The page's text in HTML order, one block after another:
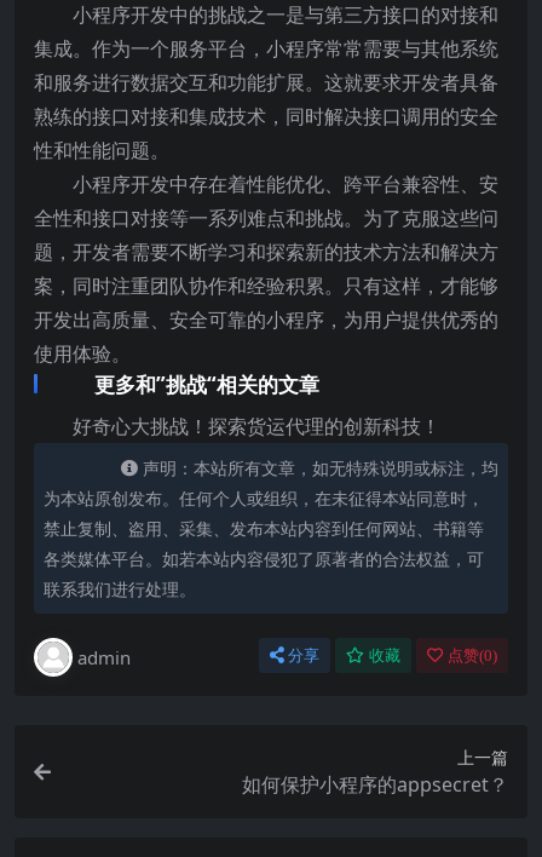
小程序开发中的挑战之一是与第三方接口的对接和
集成。作为一个服务平台，小程序常常需要与其他系统
和服务进行数据交互和功能扩展。这就要求开发者具备
熟练的接口对接和集成技术，同时解决接口调用的安全
性和性能问题。
小程序开发中存在着性能优化、跨平台兼容性、安
全性和接口对接等一系列难点和挑战。为了克服这些问
题，开发者需要不断学习和探索新的技术方法和解决方
案，同时注重团队协作和经验积累。只有这样，才能够
开发出高质量、安全可靠的小程序，为用户提供优秀的
使用体验。
更多和”挑战“相关的文章
好奇心大挑战！探索货运代理的创新科技！
声明：本站所有文章，如无特殊说明或标注，均
为本站原创发布。任何个人或组织，在未征得本站同意时，
禁止复制、盗用、采集、发布本站内容到任何网站、书籍等
各类媒体平台。如若本站内容侵犯了原著者的合法权益，可
联系我们进行处理。
admin 分享 收藏 点赞(0)
上一篇
如何保护小程序的appsecret？